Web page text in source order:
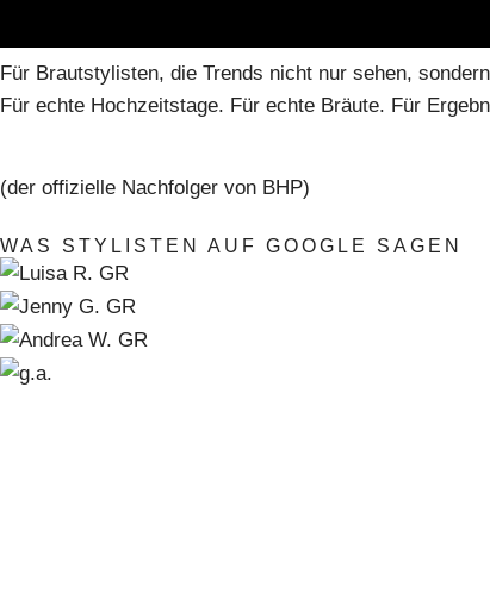
Für Brautstylisten, die Trends nicht nur sehen,
Für echte Hochzeitstage. Für echte Bräute. Für
(der offizielle Nachfolger von BHP)
WAS STYLISTEN AUF GOOGLE SAGEN